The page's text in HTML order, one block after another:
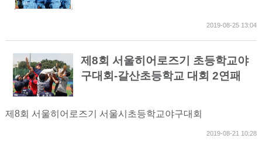
2019-08-25 13:04
제8회 서울히어로즈기 초등학교야
구대회-갈산초등학교 대회 2연패
제8회 서울히어로즈기 서울시초등학교야구대회
2019-08-21 10:28